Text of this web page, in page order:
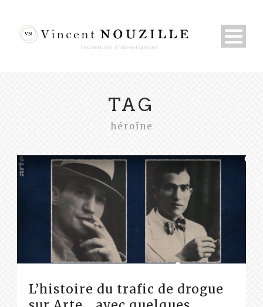
TAG
héroïne
L’histoire du trafic de drogue